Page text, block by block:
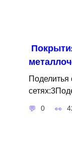
Поделитья
0